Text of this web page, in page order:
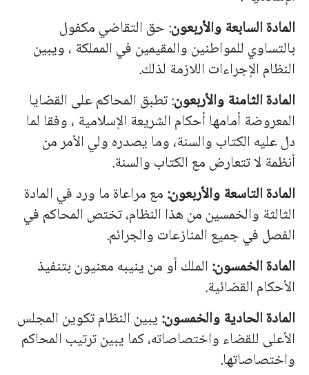
المادة السابعة والأربعون: حق التقاضي مكفول
بالتساوي للمواطنين والمقيمين في المملكة ، ويبين
النظام الإجراءات اللازمة لذلك.
المادة الثامنة والأربعون: تطبق المحاكم على القضايا
المعروضة أمامها أحكام الشريعة الإسلامية ، وفقا لما
دل عليه الكتاب والسنة، وما يصدره ولي الأمر من
أنظمة لا تتعارض مع الكتاب والسنة.
المادة التاسعة والأربعون:مع مراعاة ما ورد في المادة
الثالثة والخمسين من هذا النظام، تختص المحاكم في
الفصل في جميع المنازعات والجرائم.
المادة الخمسون:الملك أو من ينيبه معنيون بتنفيذ
الأحكام القضائية.
المادة الحادية والخمسون:يبين النظام تكوين المجلس
الأعلى للقضاء واختصاصاته، كما يبين ترتيب المحاكم
واختصاصاتها.